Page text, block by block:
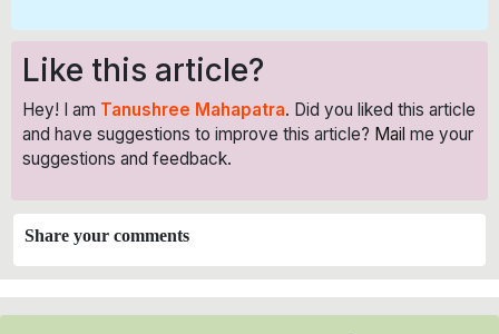
Like this article?
Hey! I am Tanushree Mahapatra. Did you liked this article
and have suggestions to improve this article? Mail me your
suggestions and feedback.
Share your comments